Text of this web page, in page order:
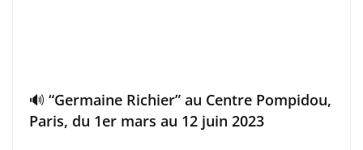
🔊 “Germaine Richier” au Centre Pompidou,
Paris, du 1er mars au 12 juin 2023